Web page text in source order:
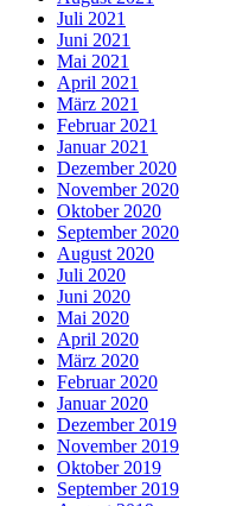
Juli 2021
Juni 2021
Mai 2021
April 2021
März 2021
Februar 2021
Januar 2021
Dezember 2020
November 2020
Oktober 2020
September 2020
August 2020
Juli 2020
Juni 2020
Mai 2020
April 2020
März 2020
Februar 2020
Januar 2020
Dezember 2019
November 2019
Oktober 2019
September 2019